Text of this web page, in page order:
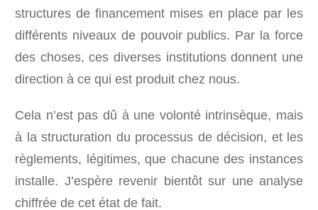
structures de financement mises en place par les
différents niveaux de pouvoir publics. Par la force
des choses, ces diverses institutions donnent une
direction à ce qui est produit chez nous.
Cela n’est pas dû à une volonté intrinsèque, mais
à la structuration du processus de décision, et les
règlements, légitimes, que chacune des instances
installe. J’espère revenir bientôt sur une analyse
chiffrée de cet état de fait.